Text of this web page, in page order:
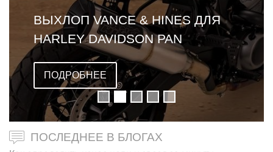
ВЫХЛОП VANCE & HINES ДЛЯ
HARLEY DAVIDSON PAN
AMERICA
ПОДРОБНЕЕ
ПОСЛЕДНЕЕ В БЛОГАХ